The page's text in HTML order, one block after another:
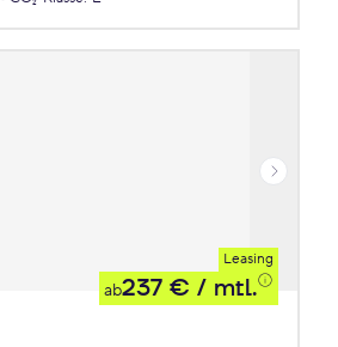
Leasing
ab237 € / mtl.